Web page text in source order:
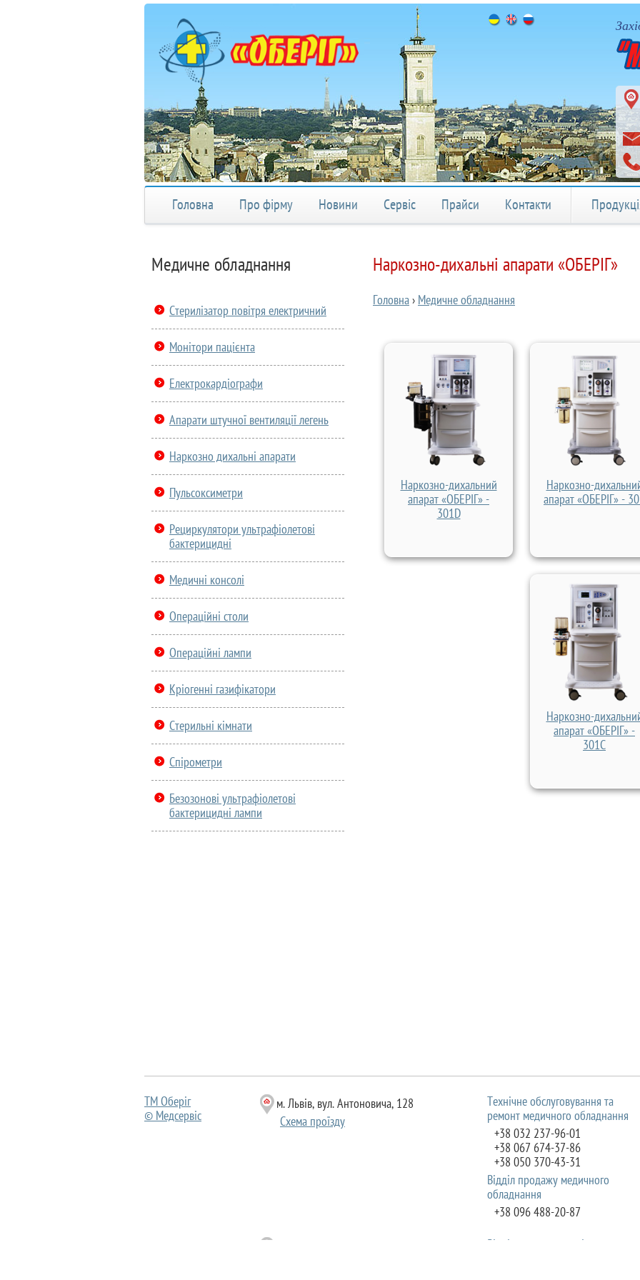
Головна Про фірму Новини Сервіс Прайси Контакти
Медичне обладнання
Стерилізатор повітря електричний
Монітори пацієнта
Електрокардіографи
Апарати штучної вентиляції легень
Наркозно дихальні апарати
Пульсоксиметри
Рециркулятори ультрафіолетові
бактерицидні
Медичні консолі
Операційні столи
Операційні лампи
Кріогенні газифікатори
Стерильні кімнати
Спірометри
Безозонові ультрафіолетові
бактерицидні лампи
Наркозно-дихальні апарати «ОБЕРІГ»
Головна› Медичне обладнання
Наркозно-дихальний
апарат «ОБЕРІГ» -
301D
Наркозно-
апарат «ОБЕРІГ» -
Наркозно-
апарат «ОБЕРІГ» -
301С
ТМ Оберіг
© Медсервіс
м. Львів, вул. Антоновича, 128
Схема проїзду
Технічне обслуговування та
ремонт медичного обладнання
+38 032 237-96-01
+38 067 674-37-86
+38 050 370-43-31
Відділ продажу медичного
обладнання
+38 096 488-20-87
Відділ продажу розхідних